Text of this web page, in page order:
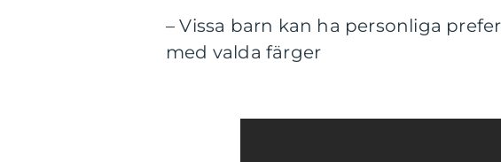
– Vissa barn kan ha personliga
med valda färger